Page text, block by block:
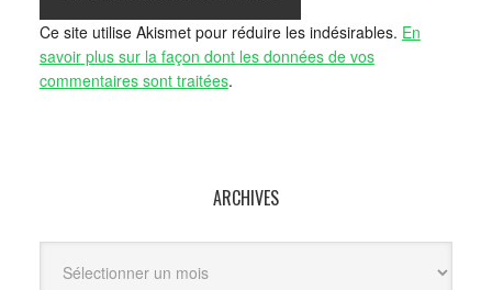
Ce site utilise Akismet pour réduire les indésirables. En
savoir plus sur la façon dont les données de vos
commentaires sont traitées.
ARCHIVES